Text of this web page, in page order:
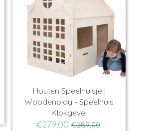
Houten Speelhuisje |
Woodenplay - Speelhuis
Klokgevel
€279,00 €289,00